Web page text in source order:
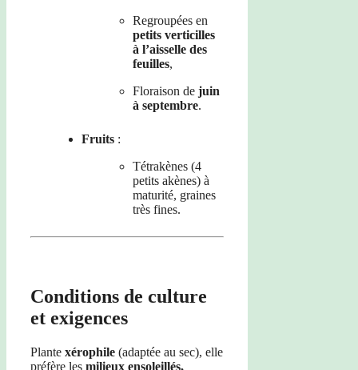
Regroupées en
petits verticilles
à l’aisselle des
feuilles,
Floraison de juin
à septembre.
Fruits :
Tétrakènes (4
petits akènes) à
maturité, graines
très fines.
Conditions de culture
et exigences
Plante xérophile (adaptée au sec), elle
préfère les milieux ensoleillés,